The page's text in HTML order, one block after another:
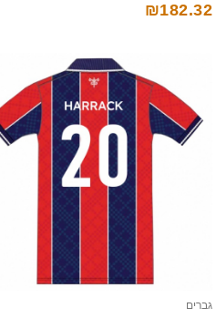
₪182.32
גברים